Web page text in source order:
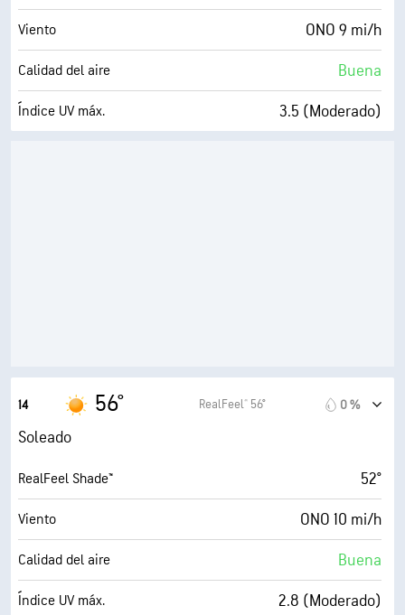
AccuLumen Brightness Index™ 10 (Muy luminoso)
Nubosidad 0 %
Visibilidad 10 mi
Viento ONO 9 mi/h
Calidad del aire Buena
Índice UV máx. 3.5 (Moderado)
Techo de nubes 30000 ft
14 56° RealFeel® 56° 0 %
Soleado
RealFeel Shade™ 52°
Viento ONO 10 mi/h
Calidad del aire Buena
Índice UV máx. 2.8 (Moderado)